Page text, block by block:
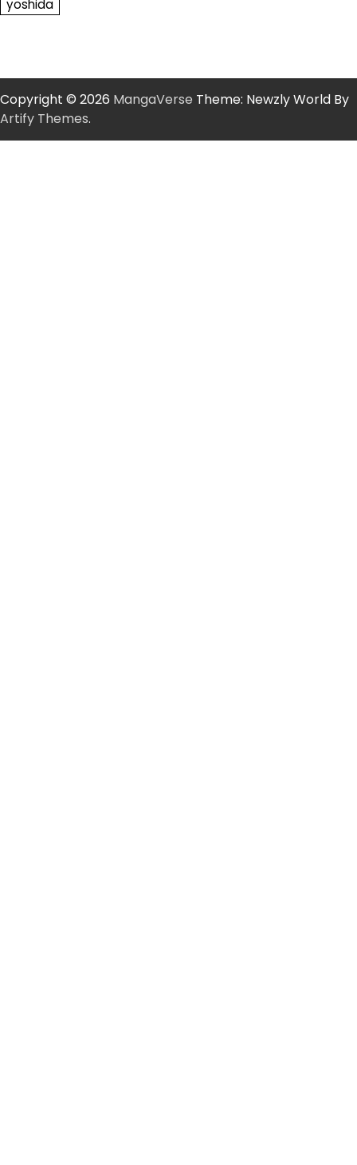
yoshida
Copyright © 2026 MangaVerse Theme: Newzly World By
Artify Themes.